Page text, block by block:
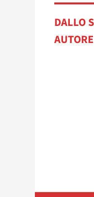
DALLO
AUTORE